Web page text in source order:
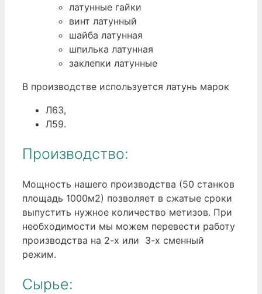
латунные гайки
винт латунный
шайба латунная
шпилька латунная
заклепки латунные
В производстве используется латунь марок
Л63,
Л59.
Производство:
Мощность нашего производства (50 станков
площадь 1000м2) позволяет в сжатые сроки
выпустить нужное количество метизов. При
необходимости мы можем перевести работу
производства на 2-х или 3-х сменный
режим.
Сырье: